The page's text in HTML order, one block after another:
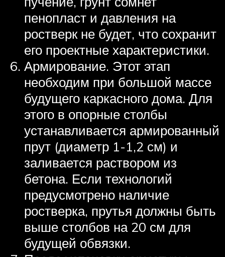
пенопласт и давления на
ростверк не будет, что сохранит
его проектные характеристики.
Армирование. Этот этап
необходим при большой массе
будущего каркасного дома. Для
этого в опорные столбы
устанавливается армированный
прут (диаметр 1-1,2 см) и
заливается раствором из
бетона. Если технологий
предусмотрено наличие
ростверка, прутья должны быть
выше столбов на 20 см для
будущей обвязки.